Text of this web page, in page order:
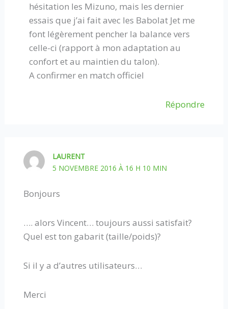
hésitation les Mizuno, mais les dernier
essais que j’ai fait avec les Babolat Jet me
font légèrement pencher la balance vers
celle-ci (rapport à mon adaptation au
confort et au maintien du talon).
A confirmer en match officiel
Répondre
LAURENT
5 NOVEMBRE 2016 À 16 H 10 MIN
Bonjours
…. alors Vincent… toujours aussi satisfait?
Quel est ton gabarit (taille/poids)?
Si il y a d’autres utilisateurs…
Merci